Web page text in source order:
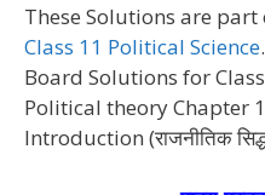
These Solutions are part
Class 11 Political Science
Board Solutions for
Political theory Chapter
Introduction (राजनीतिक